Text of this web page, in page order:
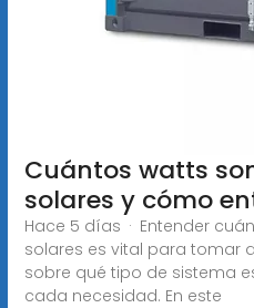
Cuántos watts
solares y cómo
Hace 5 días · Entender
solares es vital para tomar
sobre qué tipo de sistema
cada necesidad. En este